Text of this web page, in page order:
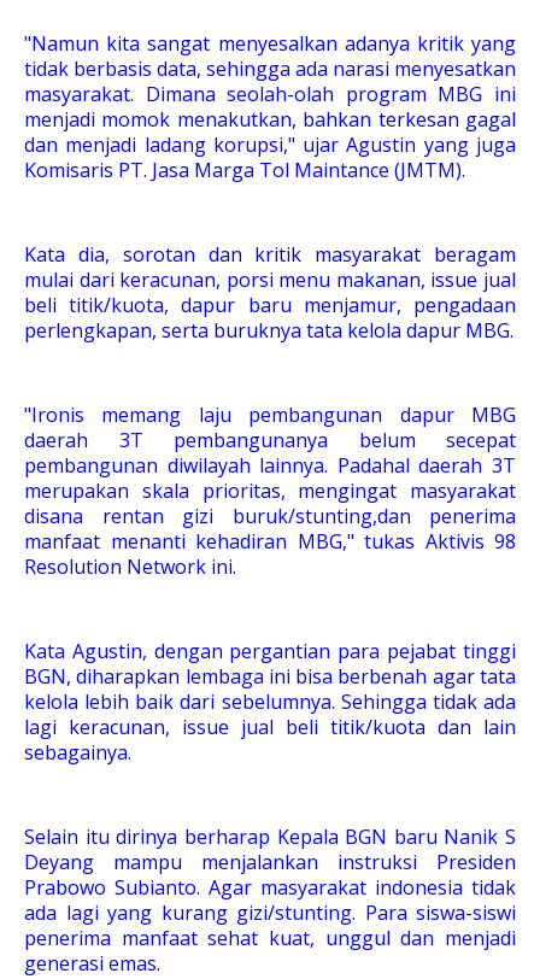
"Namun kita sangat menyesalkan adanya kritik yang
tidak berbasis data, sehingga ada narasi menyesatkan
masyarakat. Dimana seolah-olah program MBG ini
menjadi momok menakutkan, bahkan terkesan gagal
dan menjadi ladang korupsi," ujar Agustin yang juga
Komisaris PT. Jasa Marga Tol Maintance (JMTM).
Kata dia, sorotan dan kritik masyarakat beragam
mulai dari keracunan, porsi menu makanan, issue jual
beli titik/kuota, dapur baru menjamur, pengadaan
perlengkapan, serta buruknya tata kelola dapur MBG.
"Ironis memang laju pembangunan dapur MBG
daerah 3T pembangunanya belum secepat
pembangunan diwilayah lainnya. Padahal daerah 3T
merupakan skala prioritas, mengingat masyarakat
disana rentan gizi buruk/stunting,dan penerima
manfaat menanti kehadiran MBG," tukas Aktivis 98
Resolution Network ini.
Kata Agustin, dengan pergantian para pejabat tinggi
BGN, diharapkan lembaga ini bisa berbenah agar tata
kelola lebih baik dari sebelumnya. Sehingga tidak ada
lagi keracunan, issue jual beli titik/kuota dan lain
sebagainya.
Selain itu dirinya berharap Kepala BGN baru Nanik S
Deyang mampu menjalankan instruksi Presiden
Prabowo Subianto. Agar masyarakat indonesia tidak
ada lagi yang kurang gizi/stunting. Para siswa-siswi
penerima manfaat sehat kuat, unggul dan menjadi
generasi emas.